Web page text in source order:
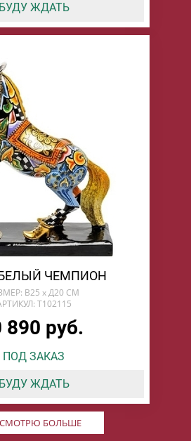
БУДУ ЖДАТЬ
ЧЕМПИОН
В25 х Д20 СМ
T102115
890 руб.
ПОД ЗАКАЗ
БУДУ ЖДАТЬ
БОЛЬШЕ